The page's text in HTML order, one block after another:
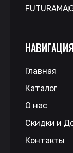
FUTURAMA
НАВИГАЦИЯ
Главная
Каталог
О нас
Скидки и
Контакты